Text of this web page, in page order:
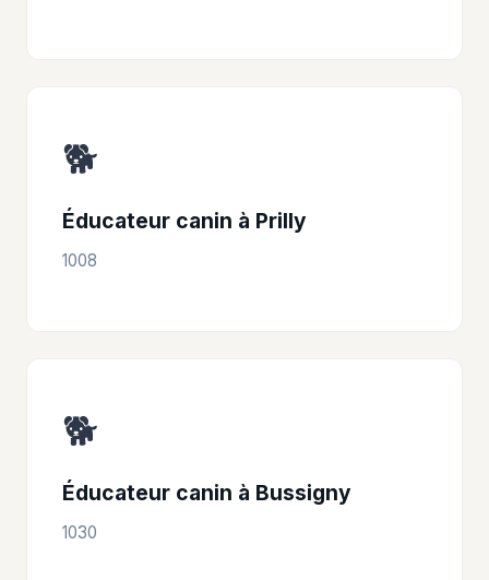
🐕
Éducateur canin à Prilly
1008
🐕
Éducateur canin à Bussigny
1030